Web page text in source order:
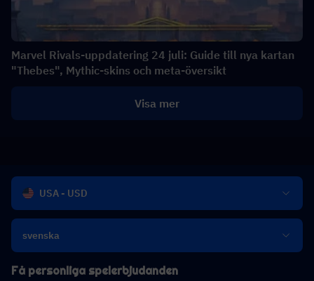
Marvel Rivals-uppdatering 24 juli: Guide till nya kartan
"Thebes", Mythic-skins och meta-översikt
Visa mer
USA - USD
svenska
Få personliga spelerbjudanden